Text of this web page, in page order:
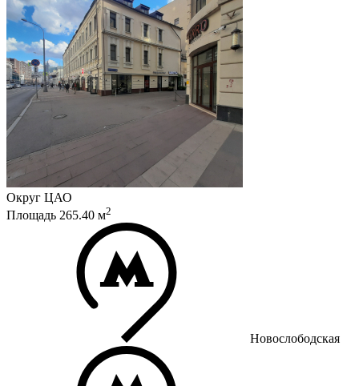
Округ ЦАО
Площадь 265.40 м2
Новослободская